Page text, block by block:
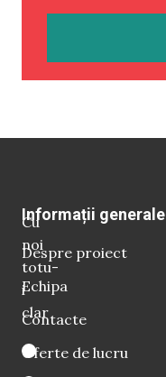
Cu
noi
totu-
i
clar
Informații generale
Despre proiect
Echipa
Contacte
Oferte de lucru